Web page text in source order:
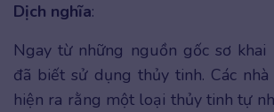
Dịch nghĩa:
Ngay từ những nguồn gốc sơ khai
đã biết sử dụng thủy tinh. Các
hiện ra rằng một loại thủy tinh tự